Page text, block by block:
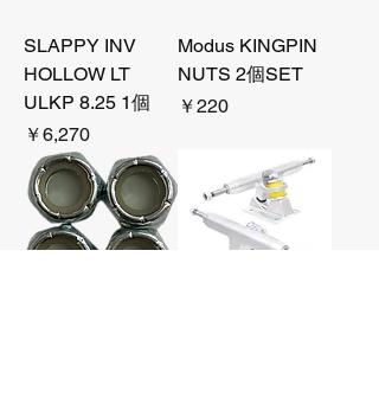
SLAPPY INV
HOLLOW LT
ULKP 8.25 1個
価格
￥6,270
Modus KINGPIN
NUTS 2個SET
価格
￥220